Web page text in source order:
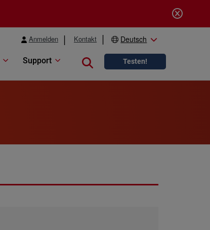
Anmelden Kontakt Deutsch
Support Close search
Testen!